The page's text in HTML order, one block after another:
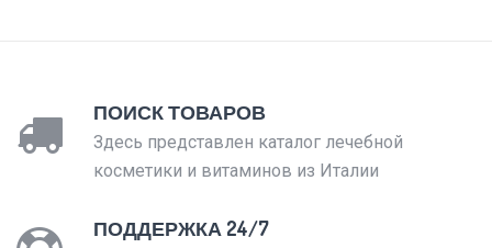
ПОИСК ТОВАРОВ
Здесь представлен каталог лечебной
косметики и витаминов из Италии
ПОДДЕРЖКА 24/7